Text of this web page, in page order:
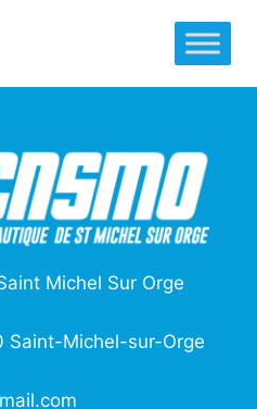
Michel Sur Orge
Saint-Michel-sur-Orge